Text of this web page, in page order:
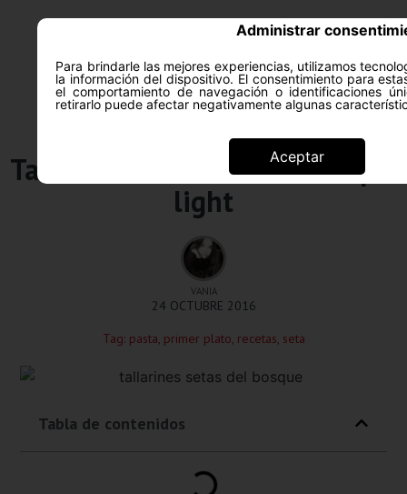
Administrar
Para brindarle las mejores experiencias, utilizamos
la información del dispositivo. El consentimiento para
el comportamiento de navegación o identificaciones
retirarlo puede afectar negativamente algunas
Aceptar
Tallarines con setas del bosque
light
VANIA
24 OCTUBRE 2016
Tag: pasta primer plato recetas seta
Tabla de contenidos